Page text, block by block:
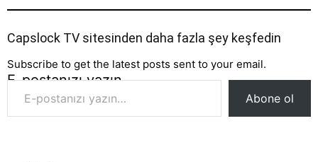
Capslock TV sitesinden daha fazla şey keşfedin
Subscribe to get the latest posts sent to your email.
E-postanızı yazın…
Abone ol